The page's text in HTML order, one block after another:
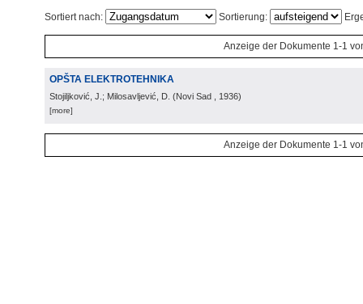
Sortiert nach: Sortierung:
Anzeige der Dokumente 1-1
OPŠTA ELEKTROTEHNIKA
Stojiljković, J.; Milosavljević, D. (Novi Sad , 1936)
[more]
Anzeige der Dokumente 1-1